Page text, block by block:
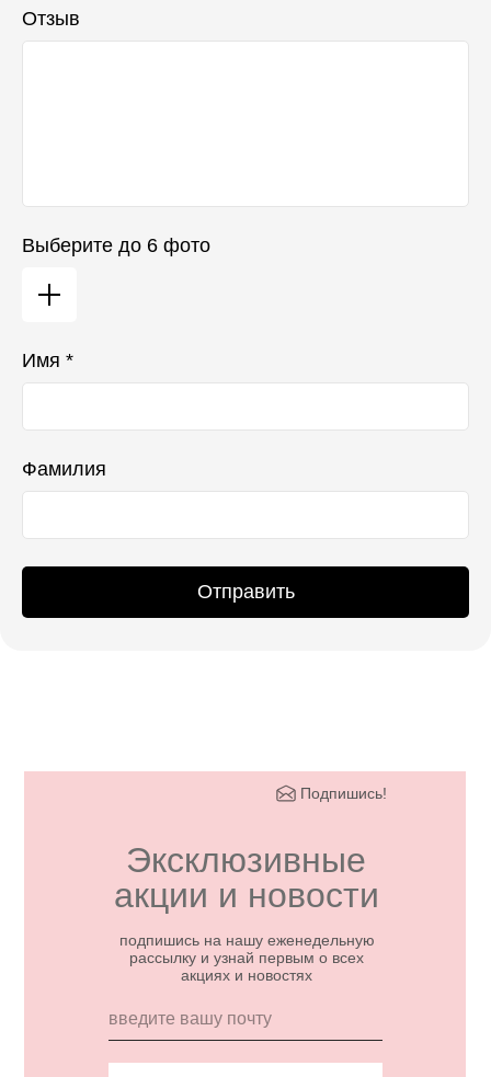
Отзыв
Выберите до 6 фото
Имя *
Фамилия
Отправить
Эксклюзивные
акции и новости
подпишись на нашу еженедельную
рассылку и узнай первым о всех
акциях и новостях
Подпишись!